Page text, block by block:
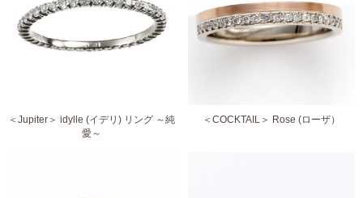
＜Jupiter＞ idylle (イデリ) リング ～純
愛～
＜COCKTAIL＞ Rose (ローザ）